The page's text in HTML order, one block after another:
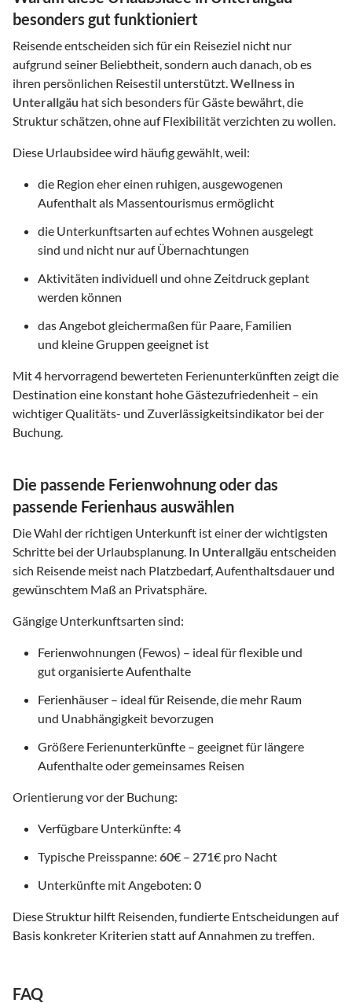
besonders gut funktioniert
Reisende entscheiden sich für ein Reiseziel nicht nur
aufgrund seiner Beliebtheit, sondern auch danach, ob es
ihren persönlichen Reisestil unterstützt.Wellness in
Unterallgäu hat sich besonders für Gäste bewährt, die
Struktur schätzen, ohne auf Flexibilität verzichten zu wollen.
Diese Urlaubsidee wird häufig gewählt, weil:
die Region eher einen ruhigen, ausgewogenen
Aufenthalt als Massentourismus ermöglicht
die Unterkunftsarten auf echtes Wohnen ausgelegt
sind und nicht nur auf Übernachtungen
Aktivitäten individuell und ohne Zeitdruck geplant
werden können
das Angebot gleichermaßen für Paare, Familien
und kleine Gruppen geeignet ist
Mit4 hervorragend bewerteten Ferienunterkünften zeigt die
Destination eine konstant hohe Gästezufriedenheit – ein
wichtiger Qualitäts- und Zuverlässigkeitsindikator bei der
Buchung.
Die passende Ferienwohnung oder das
passende Ferienhaus auswählen
Die Wahl der richtigen Unterkunft ist einer der wichtigsten
Schritte bei der Urlaubsplanung. In Unterallgäu entscheiden
sich Reisende meist nach Platzbedarf, Aufenthaltsdauer und
gewünschtem Maß an Privatsphäre.
Gängige Unterkunftsarten sind:
Ferienwohnungen (Fewos) – ideal für flexible und
gut organisierte Aufenthalte
Ferienhäuser – ideal für Reisende, die mehr Raum
und Unabhängigkeit bevorzugen
Größere Ferienunterkünfte – geeignet für längere
Aufenthalte oder gemeinsames Reisen
Orientierung vor der Buchung:
Verfügbare Unterkünfte: 4
Typische Preisspanne: 60€ – 271€ pro Nacht
Unterkünfte mit Angeboten: 0
Diese Struktur hilft Reisenden, fundierte Entscheidungen auf
Basis konkreter Kriterien statt auf Annahmen zu treffen.
FAQ